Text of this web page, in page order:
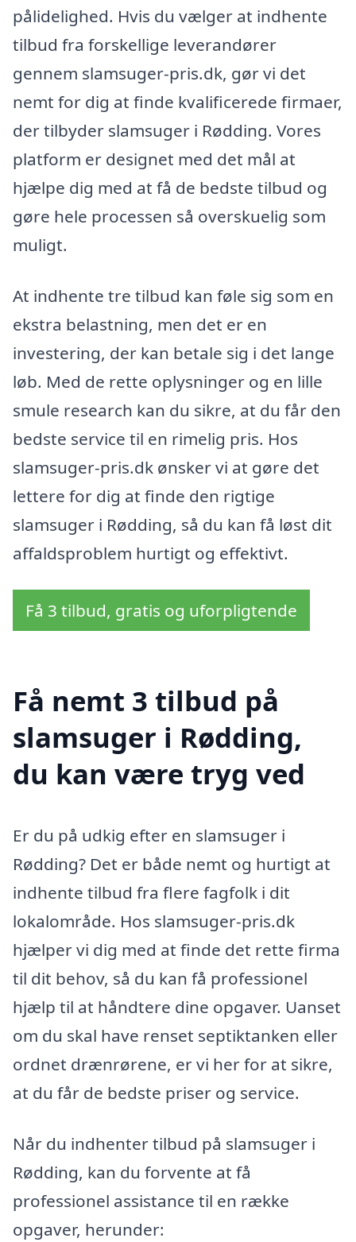
pålidelighed. Hvis du vælger at indhente
tilbud fra forskellige leverandører
gennem slamsuger-pris.dk, gør vi det
nemt for dig at finde kvalificerede firmaer,
der tilbyder slamsuger i Rødding. Vores
platform er designet med det mål at
hjælpe dig med at få de bedste tilbud og
gøre hele processen så overskuelig som
muligt.
At indhente tre tilbud kan føle sig som en
ekstra belastning, men det er en
investering, der kan betale sig i det lange
løb. Med de rette oplysninger og en lille
smule research kan du sikre, at du får den
bedste service til en rimelig pris. Hos
slamsuger-pris.dk ønsker vi at gøre det
lettere for dig at finde den rigtige
slamsuger i Rødding, så du kan få løst dit
affaldsproblem hurtigt og effektivt.
Få 3 tilbud, gratis og uforpligtende
Få nemt 3 tilbud på
slamsuger i Rødding,
du kan være tryg ved
Er du på udkig efter en slamsuger i
Rødding? Det er både nemt og hurtigt at
indhente tilbud fra flere fagfolk i dit
lokalområde. Hos slamsuger-pris.dk
hjælper vi dig med at finde det rette firma
til dit behov, så du kan få professionel
hjælp til at håndtere dine opgaver. Uanset
om du skal have renset septiktanken eller
ordnet drænrørene, er vi her for at sikre,
at du får de bedste priser og service.
Når du indhenter tilbud på slamsuger i
Rødding, kan du forvente at få
professionel assistance til en række
opgaver, herunder: